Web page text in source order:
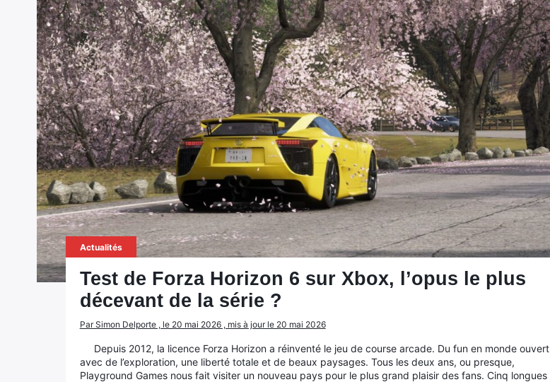
Actualités
Test de Forza Horizon 6 sur Xbox, l’opus le plus
décevant de la série ?
Par Simon Delporte , le 20 mai 2026 , mis à jour le 20 mai 2026
Depuis 2012, la licence Forza Horizon a réinventé le jeu de course arcade. Du fun en monde ouvert
avec de l’exploration, une liberté totale et de beaux paysages. Tous les deux ans, ou presque,
Playground Games nous fait visiter un nouveau pays pour le plus grand plaisir des fans. Cinq longues